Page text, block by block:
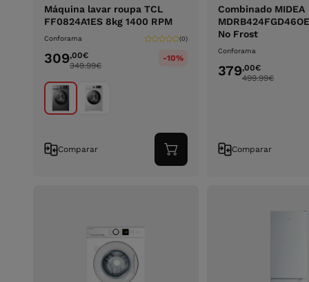
Máquina lavar roupa TCL
FF0824A1ES 8kg 1400 RPM
Conforama (0)
309,00€
349.99€
-10%
Comparar
Adicionar
ao
Combinado MIDEA
No Frost
Conforama
379,00€
499.99€
Comparar